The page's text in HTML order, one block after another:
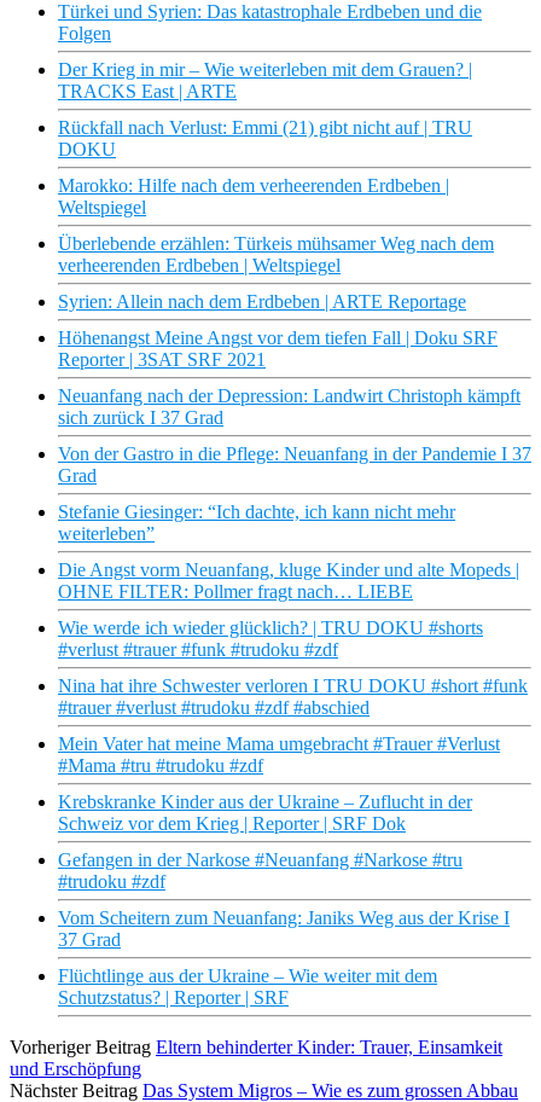
Türkei und Syrien: Das katastrophale Erdbeben und die
Folgen
Der Krieg in mir – Wie weiterleben mit dem Grauen? |
TRACKS East | ARTE
Rückfall nach Verlust: Emmi (21) gibt nicht auf | TRU
DOKU
Marokko: Hilfe nach dem verheerenden Erdbeben |
Weltspiegel
Überlebende erzählen: Türkeis mühsamer Weg nach dem
verheerenden Erdbeben | Weltspiegel
Syrien: Allein nach dem Erdbeben | ARTE Reportage
Höhenangst Meine Angst vor dem tiefen Fall | Doku SRF
Reporter | 3SAT SRF 2021
Neuanfang nach der Depression: Landwirt Christoph kämpft
sich zurück I 37 Grad
Von der Gastro in die Pflege: Neuanfang in der Pandemie I 37
Grad
Stefanie Giesinger: “Ich dachte, ich kann nicht mehr
weiterleben”
Die Angst vorm Neuanfang, kluge Kinder und alte Mopeds |
OHNE FILTER: Pollmer fragt nach… LIEBE
Wie werde ich wieder glücklich? | TRU DOKU #shorts
#verlust #trauer #funk #trudoku #zdf
Nina hat ihre Schwester verloren I TRU DOKU #short #funk
#trauer #verlust #trudoku #zdf #abschied
Mein Vater hat meine Mama umgebracht #Trauer #Verlust
#Mama #tru #trudoku #zdf
Krebskranke Kinder aus der Ukraine – Zuflucht in der
Schweiz vor dem Krieg | Reporter | SRF Dok
Gefangen in der Narkose #Neuanfang #Narkose #tru
#trudoku #zdf
Vom Scheitern zum Neuanfang: Janiks Weg aus der Krise I
37 Grad
Flüchtlinge aus der Ukraine – Wie weiter mit dem
Schutzstatus? | Reporter | SRF
Vorheriger Beitrag Eltern behinderter Kinder: Trauer, Einsamkeit
und Erschöpfung
Nächster Beitrag Das System Migros – Wie es zum grossen Abbau